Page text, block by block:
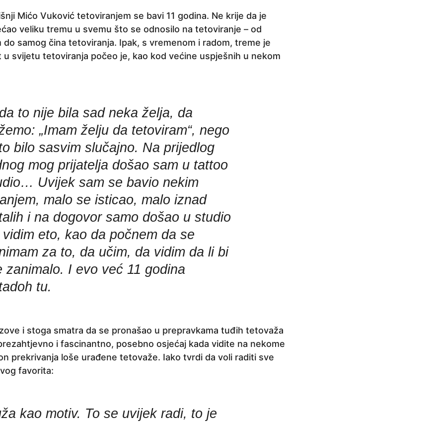
Mićo Vuković tetoviranjem se bavi 11 godina. Ne krije da je
veliku tremu u svemu što se odnosilo na tetoviranje – od
samog čina tetoviranja. Ipak, s vremenom i radom, treme je
u svijetu tetoviranja počeo je, kao kod većine uspješnih u nekom
to nije bila sad neka želja, da
„Imam želju da tetoviram“, nego
bilo sasvim slučajno. Na prijedlog
mog prijatelja došao sam u tattoo
Uvijek sam se bavio nekim
malo se isticao, malo iznad
i na dogovor samo došao u studio
vidim eto, kao da počnem da se
za to, da učim, da vidim da li bi
zanimalo. I evo već 11 godina
tu.
i stoga smatra da se pronašao u prepravkama tuđih tetovaža
i fascinantno, posebno osjećaj kada vidite na nekome
prekrivanja loše urađene tetovaže. Iako tvrdi da voli raditi sve
favorita:
kao motiv. To se uvijek radi, to je